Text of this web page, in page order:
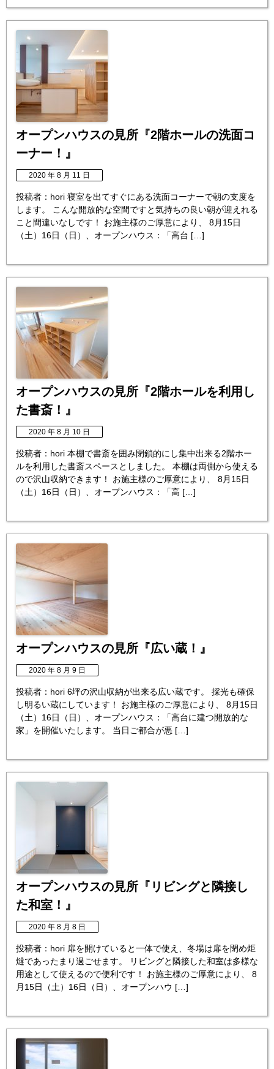
オープンハウスの見所『2階ホールの洗面コ
ーナー！』
2020 年 8 月 11 日
投稿者：hori 寝室を出てすぐにある洗面コーナーで朝の支度を
します。 こんな開放的な空間ですと気持ちの良い朝が迎えれる
こと間違いなしです！ お施主様のご厚意により、 8月15日
（土）16日（日）、オープンハウス：「高台 […]
オープンハウスの見所『2階ホールを利用し
た書斎！』
2020 年 8 月 10 日
投稿者：hori 本棚で書斎を囲み閉鎖的にし集中出来る2階ホー
ルを利用した書斎スペースとしました。 本棚は両側から使える
ので沢山収納できます！ お施主様のご厚意により、 8月15日
（土）16日（日）、オープンハウス：「高 […]
オープンハウスの見所『広い蔵！』
2020 年 8 月 9 日
投稿者：hori 6坪の沢山収納が出来る広い蔵です。 採光も確保
し明るい蔵にしています！ お施主様のご厚意により、 8月15日
（土）16日（日）、オープンハウス：「高台に建つ開放的な
家」を開催いたします。 当日ご都合が悪 […]
オープンハウスの見所『リビングと隣接し
た和室！』
2020 年 8 月 8 日
投稿者：hori 扉を開けていると一体で使え、冬場は扉を閉め炬
燵であったまり過ごせます。 リビングと隣接した和室は多様な
用途として使えるので便利です！ お施主様のご厚意により、 8
月15日（土）16日（日）、オープンハウ […]